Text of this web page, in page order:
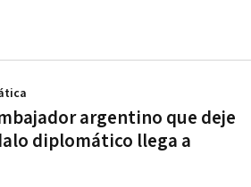
argentino que deje
diplomático llega a